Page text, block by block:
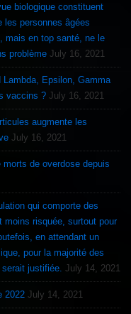
biologique constituent
les personnes âgées
mais en top santé, ne le
problème July 16, 2021
Lambda, Epsilon, Gamma
vaccins ? July 16, 2021
augmente les
July 16, 2021
de overdose depuis
qui comporte des
moins risquée, surtout pour
en attendant un
des
justifiée. July 14, 2021
2022 July 14, 2021